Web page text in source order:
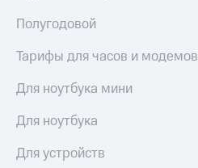
Полугодовой
Тарифы для часов и модемов
Для ноутбука мини
Для ноутбука
Для устройств